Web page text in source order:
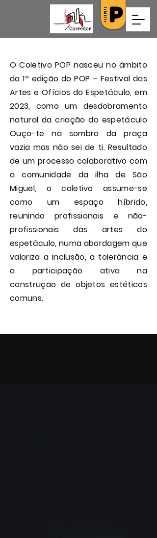
O Coletivo POP nasceu no âmbito
da 1ª edição do POP – Festival das
Artes e Ofícios do Espetáculo, em
2023, como um desdobramento
natural da criação do espetáculo
Ouço-te na sombra da praça
vazia mas não sei de ti. Resultado
de um processo colaborativo com
a comunidade da ilha de São
Miguel, o coletivo assume-se
como um espaço híbrido,
reunindo profissionais e não-
profissionais das artes do
espetáculo, numa abordagem que
valoriza a inclusão, a tolerância e
a participação ativa na
construção de objetos estéticos
comuns.